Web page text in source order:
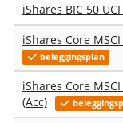
iShares BIC 50
iShares Core
beleggingsplan
iShares Core
(Acc)